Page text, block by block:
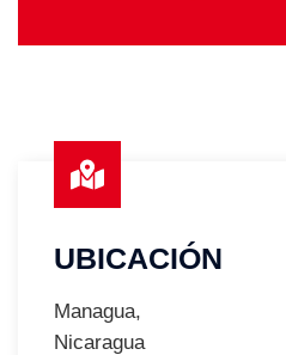
UBICACIÓN
Managua,
Nicaragua